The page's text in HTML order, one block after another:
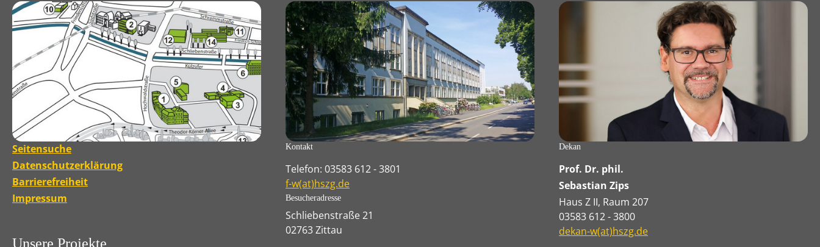
Seitensuche
Datenschutzerklärung
Barrierefreiheit
Impressum
Unsere Projekte
Kontakt
Telefon: 03583 612 - 3801
f-w(at)hszg.de
Besucheradresse
Schliebenstraße 21
02763 Zittau
Dekan
Prof. Dr. phil.
Sebastian Zips
Haus Z II, Raum 207
03583 612 - 3800
dekan-w(at)hszg.de